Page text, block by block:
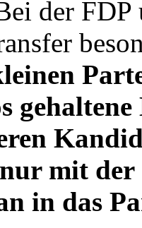
der
mit
in das